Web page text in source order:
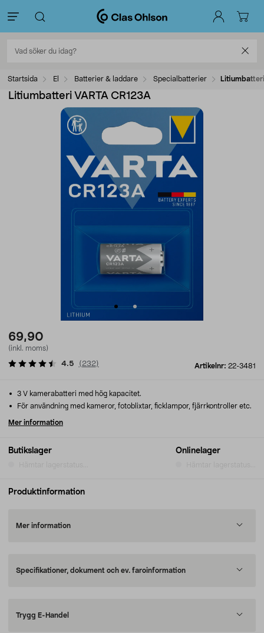
Startsida El Batterier & laddare Specialbatterier Litiumbatteri
Litiumbatteri VARTA CR123A
69,90
(inkl. moms)
Artikelnr: 22-3481
4.5 ( 232)
Butikslager Onlinelager
3 V kamerabatteri med hög kapacitet.
För användning med kameror, fotoblixtar, ficklampor, fjärrkontroller etc.
Mer information
Produktinformation
Mer information
Specifikationer, dokument och ev. faroinformation
Trygg E-Handel